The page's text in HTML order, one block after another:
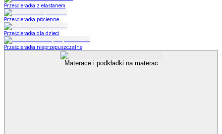
Prześcieradła z elastanem
Prześcieradła płócienne
Prześcieradła dla dzieci
Prześcieradła nieprzepuszczalne
Materace i podkładki na materac